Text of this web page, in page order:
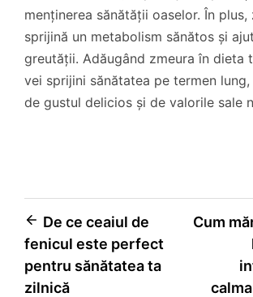
menținerea sănătății oaselor. În plus,
sprijină un metabolism sănătos și
greutății. Adăugând zmeura în dieta
vei sprijini sănătatea pe termen
de gustul delicios și de valorile sale
Navigare
în
articole
De ce ceaiul de
fenicul este perfect
pentru sănătatea ta
zilnică
Cum